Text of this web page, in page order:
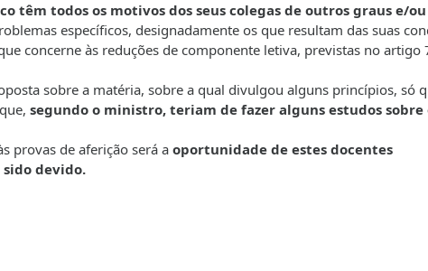
têm todos os motivos dos seus colegas de outros graus e/
específicos, designadamente os que resultam das suas
concerne às reduções de componente letiva, previstas no artigo
sobre a matéria, sobre a qual divulgou alguns princípios, só
segundo o ministro, teriam de fazer alguns estudos sobre
provas de aferição será a oportunidade de estes docentes
devido.